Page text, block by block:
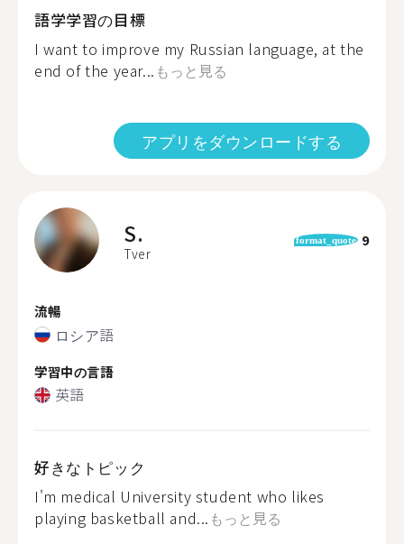
語学学習の目標
I want to improve my Russian language, at the
end of the year... もっと見る
アプリをダウンロードする
S.
Tver
format_quote 9
流暢
ロシア語
学習中の言語
英語
好きなトピック
I'm medical University student who likes
playing basketball and... もっと見る